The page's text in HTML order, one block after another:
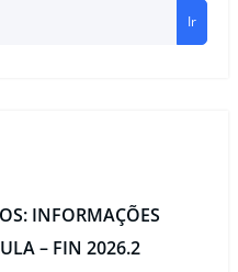
Ir
INFORMAÇÕES
– FIN 2026.2